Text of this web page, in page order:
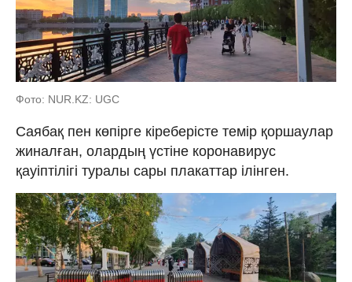
Фото: NUR.KZ: UGC
Саябақ пен көпірге кіреберісте темір қоршаулар
жиналған, олардың үстіне коронавирус
қауіптілігі туралы сары плакаттар ілінген.